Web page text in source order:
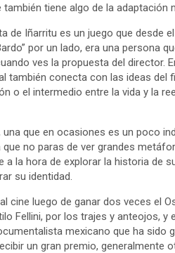
tiene algo de la
de Iñarritu es un juego que desde
por un lado, era una persona
ves la propuesta del director.
también conecta con las ideas del
o el intermedio entre la vida y la
que en ocasiones es un poco
no paras de ver grandes
a la hora de explorar la historia de
su identidad.
cine luego de ganar dos veces el
Fellini, por los trajes y anteojos, y
mexicano que ha sido
un gran premio, generalmente